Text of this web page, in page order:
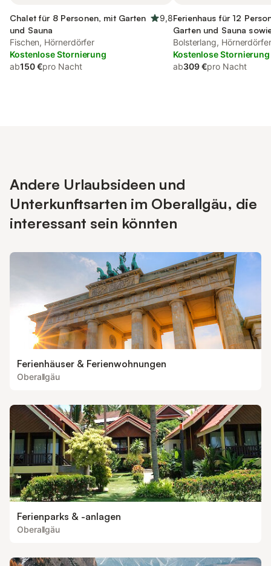
Chalet für 8 Personen, mit Garten
und Sauna
9,8
Fischen, Hörnerdörfer
Kostenlose Stornierung
ab150 €pro Nacht
Ferienhaus für 12
Garten und Sauna
Bolsterlang, Hörnerdörfer
Kostenlose Stornierung
ab309 €pro Nacht
Andere Urlaubsideen und
Unterkunftsarten im Oberallgäu, die
interessant sein könnten
Ferienhäuser & Ferienwohnungen
Oberallgäu
Ferienparks & -anlagen
Oberallgäu